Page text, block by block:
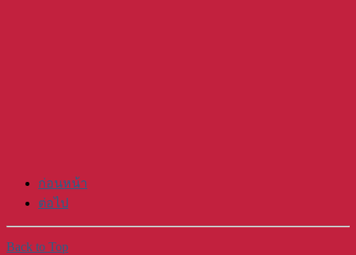
ก่อนหน้า
ต่อไป
Back to Top